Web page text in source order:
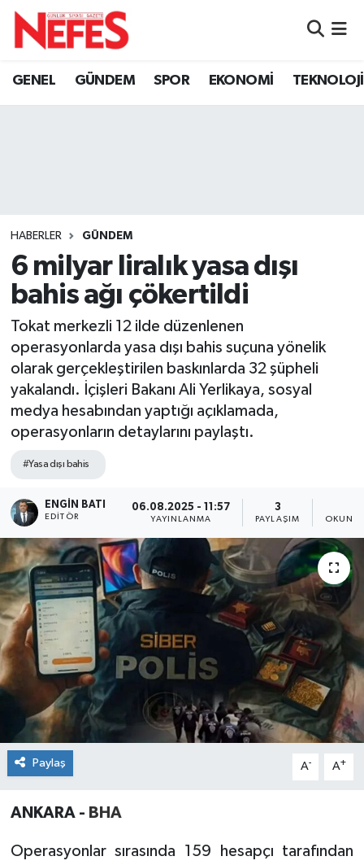
GENEL GÜNDEM SPOR EKONOMİ TEKNOLOJİ
HABERLER GÜNDEM
6 milyar liralık yasa dışı
bahis ağı çökertildi
Tokat merkezli 12 ilde düzenlenen
operasyonlarda yasa dışı bahis suçuna yönelik
olarak gerçekleştirilen baskınlarda 32 şüpheli
yakalandı. İçişleri Bakanı Ali Yerlikaya, sosyal
medya hesabından yaptığı açıklamada,
operasyonların detaylarını paylaştı.
#Yasa dışı bahis
ENGIN BATI
EDITÖR
06.08.2025 - 11:57
YAYINLANMA
3
PAYLAŞIM
Paylaş A- A+
ANKARA - BHA
Operasyonlar sırasında 159 hesapçı tarafından
Hava Durumu
Süper Lig Puan Durumu ve Fikstür
Tüm Manşetler
Son Dakika Haberleri
Haber Arşivi